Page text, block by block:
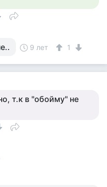
9 лет 1
т.к в "обойму" не